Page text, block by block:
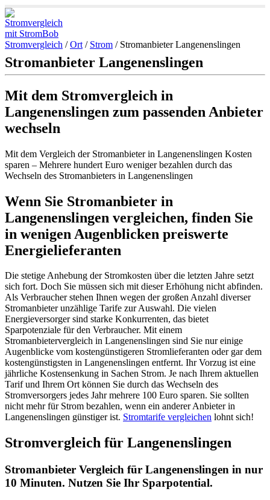
Stromvergleich /Ort / Strom / Stromanbieter Langenenslingen
Stromanbieter Langenenslingen
Mit dem Stromvergleich in
Langenenslingen zum passenden Anbieter
wechseln
Mit dem Vergleich der Stromanbieter in Langenenslingen Kosten
sparen – Mehrere hundert Euro weniger bezahlen durch das
Wechseln des Stromanbieters in Langenenslingen
Wenn Sie Stromanbieter in
Langenenslingen vergleichen, finden Sie
in wenigen Augenblicken preiswerte
Energielieferanten
Die stetige Anhebung der Stromkosten über die letzten Jahre setzt
sich fort. Doch Sie müssen sich mit dieser Erhöhung nicht abfinden.
Als Verbraucher stehen Ihnen wegen der großen Anzahl diverser
Stromanbieter unzählige Tarife zur Auswahl. Die vielen
Energieversorger sind starke Konkurrenten, das bietet
Sparpotenziale für den Verbraucher. Mit einem
Stromanbietervergleich in Langenenslingen sind Sie nur einige
Augenblicke vom kostengünstigeren Stromlieferanten oder gar dem
kostengünstigsten in Langenenslingen entfernt. Ihr Vorzug ist eine
jährliche Kostensenkung in Sachen Strom. Je nach Ihrem aktuellen
Tarif und Ihrem Ort können Sie durch das Wechseln des
Stromversorgers jedes Jahr mehrere 100 Euro sparen. Sie sollten
nicht mehr für Strom bezahlen, wenn ein anderer Anbieter in
Langenenslingen günstiger ist. Stromtarife vergleichen lohnt sich!
Stromvergleich für Langenenslingen
Stromanbieter Vergleich für Langenenslingen in nur
10 Minuten. Nutzen Sie Ihr Sparpotential.